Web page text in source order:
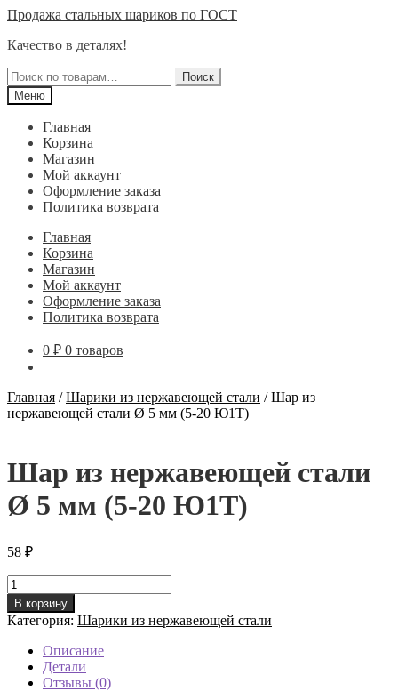
Перейти
навигации
Перейти
содержимому
Продажа стальных шариков по ГОСТ
Качество в деталях!
Искать:
Поиск
Меню
Главная
Корзина
Магазин
Мой аккаунт
Оформление заказа
Политика возврата
Главная
Корзина
Магазин
Мой аккаунт
Оформление заказа
Политика возврата
0 ₽ 0 товаров
Главная /Шарики из нержавеющей стали /Шар из
нержавеющей стали Ø 5 мм (5-20 Ю1Т)
Шар из нержавеющей стали
Ø 5 мм (5-20 Ю1Т)
58 ₽
Количество
товара
Шар
из
нержавеющей
стали
В корзину
Категория: Шарики из нержавеющей стали
Описание
Детали
Отзывы (0)